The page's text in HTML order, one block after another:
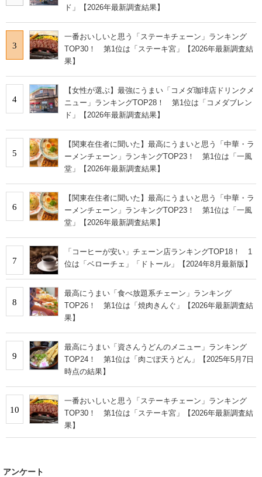
ド」【2026年最新調査結果】
3
一番おいしいと思う「ステーキチェーン」ランキング
TOP30！ 第1位は「ステーキ宮」【2026年最新調査結
果】
4
【女性が選ぶ】最強にうまい「コメダ珈琲店ドリンクメ
ニュー」ランキングTOP28！ 第1位は「コメダブレン
ド」【2026年最新調査結果】
5
【関東在住者に聞いた】最高にうまいと思う「中華・ラ
ーメンチェーン」ランキングTOP23！ 第1位は「一風
堂」【2026年最新調査結果】
6
【関東在住者に聞いた】最高にうまいと思う「中華・ラ
ーメンチェーン」ランキングTOP23！ 第1位は「一風
堂」【2026年最新調査結果】
7
「コーヒーが安い」チェーン店ランキングTOP18！ 1
位は「ベローチェ」「ドトール」【2024年8月最新版】
8
最高にうまい「食べ放題系チェーン」ランキング
TOP26！ 第1位は「焼肉きんぐ」【2026年最新調査結
果】
9
最高にうまい「資さんうどんのメニュー」ランキング
TOP24！ 第1位は「肉ごぼ天うどん」【2025年5月7日
時点の結果】
10
一番おいしいと思う「ステーキチェーン」ランキング
TOP30！ 第1位は「ステーキ宮」【2026年最新調査結
果】
アンケート